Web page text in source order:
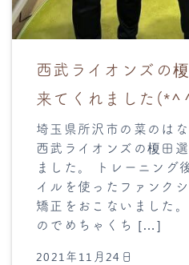
西武ライオンズの
来てくれました
埼玉県所沢市の菜のは
西武ライオンズの榎田
ました。 トレーニング
イルを使ったファンク
矯正をおこないました
のでめちゃくち […]
2021年11月24日